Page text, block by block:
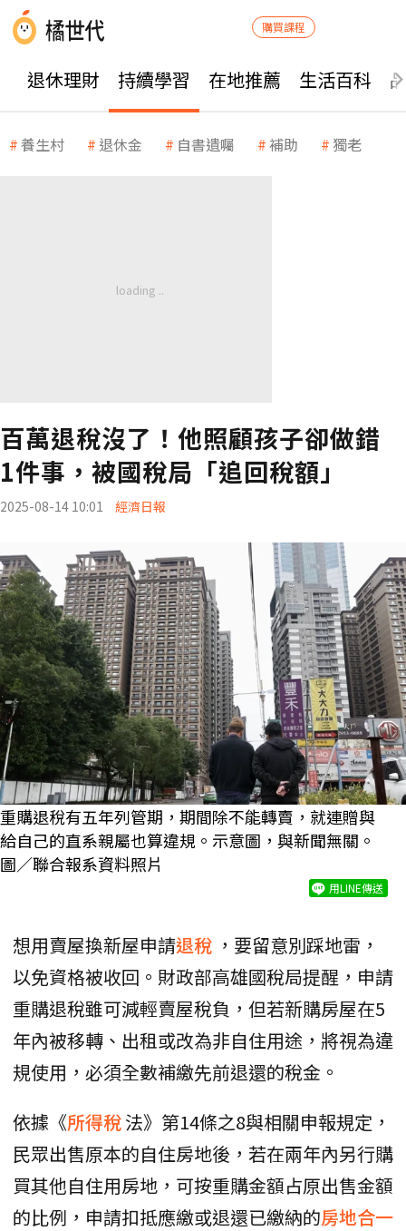
購買課程
退休理財 持續學習 在地推薦 生活百科
養生村 退休金 自書遺囑 補助 獨老
百萬退稅沒了！他照顧孩子卻做錯
1件事，被國稅局「追回稅額」
2025-08-14 10:01 經濟日報
重購退稅有五年列管期，期間除不能轉賣，就連贈與
給自己的直系親屬也算違規。示意圖，與新聞無關。
圖／聯合報系資料照片
用LINE傳送
想用賣屋換新屋申請退稅 ，要留意別踩地雷，
以免資格被收回。財政部高雄國稅局提醒，申請
重購退稅雖可減輕賣屋稅負，但若新購房屋在5
年內被移轉、出租或改為非自住用途，將視為違
規使用，必須全數補繳先前退還的稅金。
依據《所得稅法》第14條之8與相關申報規定，
民眾出售原本的自住房地後，若在兩年內另行購
買其他自住用房地，可按重購金額占原出售金額
的比例，申請扣抵應繳或退還已繳納的房地合一